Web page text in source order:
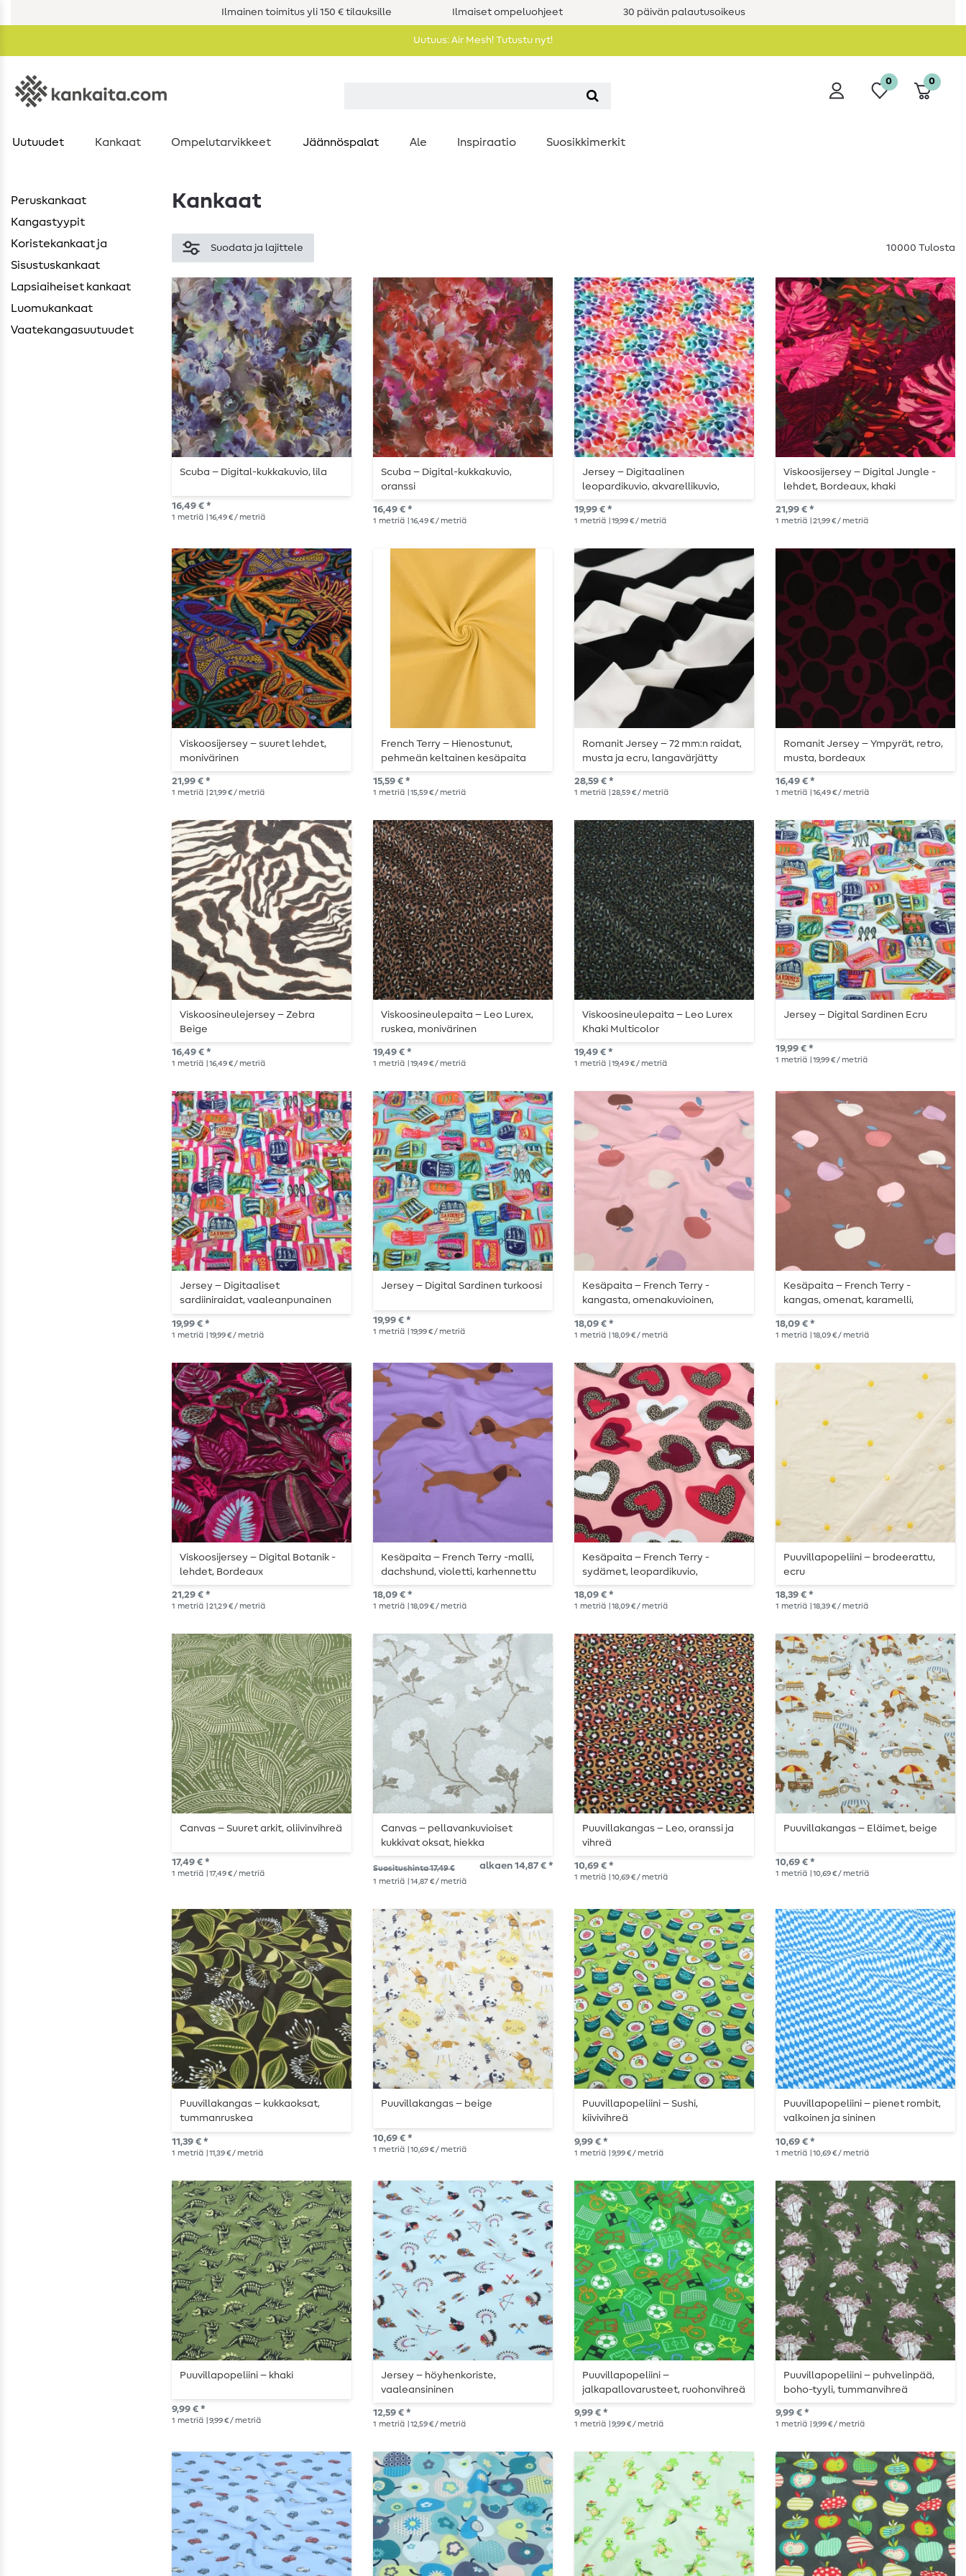
Ilmainen toimitus yli 150 € tilauksille Ilmaiset ompeluohjeet 30 päivän palautusoikeus
Uutuus: Air Mesh! Tutustu nyt!
0 0
Uutuudet Kankaat Ompelutarvikkeet Jäännöspalat Ale Inspiraatio Suosikkimerkit
Peruskankaat
Kangastyypit
Koristekankaat ja
Sisustuskankaat
Lapsiaiheiset kankaat
Luomukankaat
Vaatekangasuutuudet
Kankaat
Suodata ja lajittele 10000 Tulosta
Scuba – Digital-kukkakuvio, lila
16,49 € *
1 metriä | 16,49 € / metriä
Scuba – Digital-kukkakuvio,
oranssi
16,49 € *
1 metriä | 16,49 € / metriä
Jersey – Digitaalinen
leopardikuvio, akvarellikuvio,
monivärinen
19,99 € *
1 metriä | 19,99 € / metriä
Viskoosijersey – Digital Jungle -
lehdet, Bordeaux, khaki
21,99 € *
1 metriä | 21,99 € / metriä
Viskoosijersey – suuret lehdet,
monivärinen
21,99 € *
1 metriä | 21,99 € / metriä
French Terry – Hienostunut,
pehmeän keltainen kesäpaita
15,59 € *
1 metriä | 15,59 € / metriä
Romanit Jersey – 72 mm:n raidat,
musta ja ecru, langavärjätty
28,59 € *
1 metriä | 28,59 € / metriä
Romanit Jersey – Ympyrät, retro,
musta, bordeaux
16,49 € *
1 metriä | 16,49 € / metriä
Viskoosineulejersey – Zebra
Beige
16,49 € *
1 metriä | 16,49 € / metriä
Viskoosineulepaita – Leo Lurex,
ruskea, monivärinen
19,49 € *
1 metriä | 19,49 € / metriä
Viskoosineulepaita – Leo Lurex
Khaki Multicolor
19,49 € *
1 metriä | 19,49 € / metriä
Jersey – Digital Sardinen Ecru
19,99 € *
1 metriä | 19,99 € / metriä
Jersey – Digitaaliset
sardiiniraidat, vaaleanpunainen
19,99 € *
1 metriä | 19,99 € / metriä
Jersey – Digital Sardinen turkoosi
19,99 € *
1 metriä | 19,99 € / metriä
Kesäpaita – French Terry -
kangasta, omenakuvioinen,
vaaleanpunainen, karhennettu
18,09 € *
1 metriä | 18,09 € / metriä
Kesäpaita – French Terry -
kangas, omenat, karamelli,
karhennettu
18,09 € *
1 metriä | 18,09 € / metriä
Viskoosijersey – Digital Botanik -
lehdet, Bordeaux
21,29 € *
1 metriä | 21,29 € / metriä
Kesäpaita – French Terry -malli,
dachshund, violetti, karhennettu
18,09 € *
1 metriä | 18,09 € / metriä
Kesäpaita – French Terry -
sydämet, leopardikuvio,
vaaleanpunainen, karhennettu
18,09 € *
1 metriä | 18,09 € / metriä
Puuvillapopeliini – brodeerattu,
ecru
18,39 € *
1 metriä | 18,39 € / metriä
Canvas – Suuret arkit, oliivinvihreä
17,49 € *
1 metriä | 17,49 € / metriä
Canvas – pellavankuvioiset
kukkivat oksat, hiekka
Suositushinta 17,49 € alkaen 14,87 € *
1 metriä | 14,87 € / metriä
Puuvillakangas – Leo, oranssi ja
vihreä
10,69 € *
1 metriä | 10,69 € / metriä
Puuvillakangas – Eläimet, beige
10,69 € *
1 metriä | 10,69 € / metriä
Puuvillakangas – kukkaoksat,
tummanruskea
11,39 € *
1 metriä | 11,39 € / metriä
Puuvillakangas – beige
10,69 € *
1 metriä | 10,69 € / metriä
Puuvillapopeliini – Sushi,
kiivivihreä
9,99 € *
1 metriä | 9,99 € / metriä
Puuvillapopeliini – pienet rombit,
valkoinen ja sininen
10,69 € *
1 metriä | 10,69 € / metriä
Puuvillapopeliini – khaki
9,99 € *
1 metriä | 9,99 € / metriä
Jersey – höyhenkoriste,
vaaleansininen
12,59 € *
1 metriä | 12,59 € / metriä
Puuvillapopeliini –
jalkapallovarusteet, ruohonvihreä
9,99 € *
1 metriä | 9,99 € / metriä
Puuvillapopeliini – puhvelinpää,
boho-tyyli, tummanvihreä
9,99 € *
1 metriä | 9,99 € / metriä